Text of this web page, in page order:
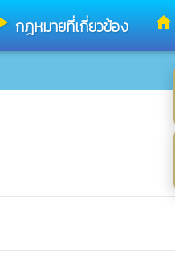
play_arrow กฎหมายที่เกี่ยวข้อง home